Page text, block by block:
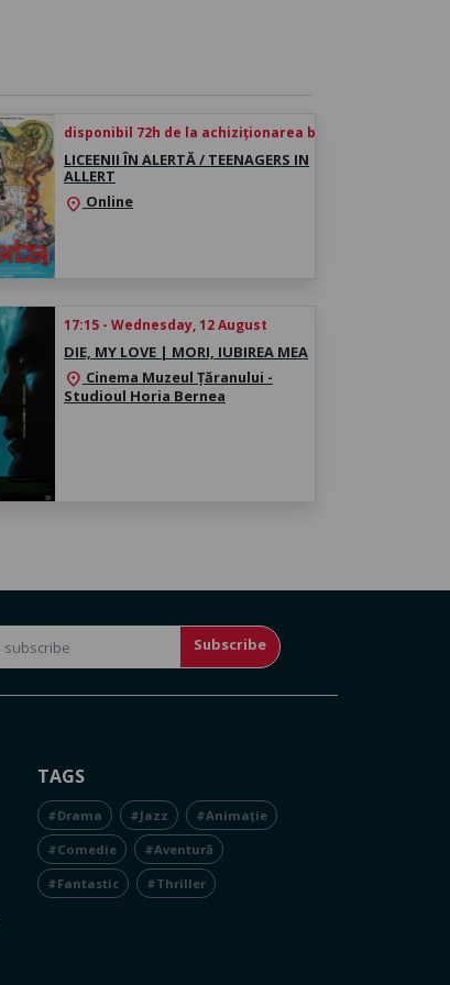
disponibil 72h de la achiziționarea biletului
LICEENII ÎN ALERTĂ / TEENAGERS IN
ALLERT
location_on Online
17:15 - Wednesday, 12 August
DIE, MY LOVE | MORI, IUBIREA MEA
location_on Cinema Muzeul Țăranului -
Studioul Horia Bernea
Subscribe
TAGS
#Drama #Jazz #Animație
#Comedie #Aventură
#Fantastic #Thriller